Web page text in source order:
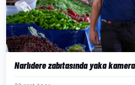
Narlıdere zabıtasında yaka